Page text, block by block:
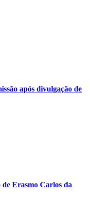
após divulgação de
Erasmo Carlos da